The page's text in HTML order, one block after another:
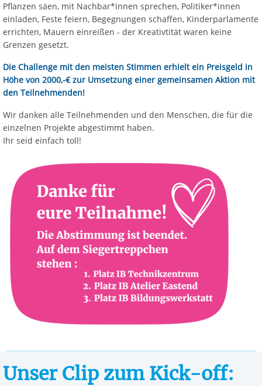
Pflanzen säen, mit Nachbar*innen sprechen, Politiker*innen
einladen, Feste feiern, Begegnungen schaffen, Kinderparlamente
errichten, Mauern einreißen - der Kreativtität waren keine
Grenzen gesetzt.
Die Challenge mit den meisten Stimmen erhielt ein Preisgeld in
Höhe von 2000,-€ zur Umsetzung einer gemeinsamen Aktion mit
den Teilnehmenden!
Wir danken alle Teilnehmenden und den Menschen, die für die
einzelnen Projekte abgestimmt haben.
Ihr seid einfach toll!
Unser Clip zum Kick-off: